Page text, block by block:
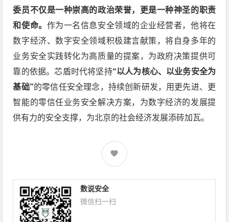
委员不仅是一种崇高的政治荣誉，更是一种神圣的职责
和使命。 作为一名信息安全领域的企业经营者，他将在
数字经济、数字安全领域积极建言献策，将自身多年的
业务安全实践转化为高质量的提案，为政府决策提供可
靠的依据。芯盾时代将坚持“以人为核心、以业务安全为
基础”的零信任安全理念，持续创新研发，用更先进、更
智能的零信任业务安全解决方案，为数字经济的发展提
供有力的安全支撑，为北京的社会经济发展添砖加瓦。
数说安全
微信扫一扫